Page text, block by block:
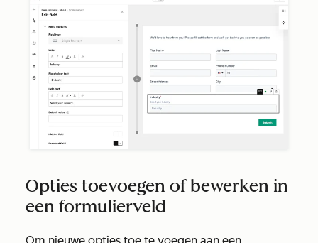
Opties toevoegen of bewerken in
een formulierveld